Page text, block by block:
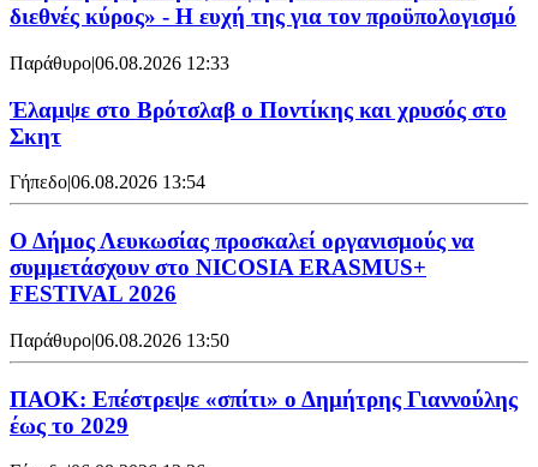
διεθνές κύρος» - Η ευχή της για τον προϋπολογισμό
Παράθυρο|06.08.2026 12:33
Έλαμψε στο Βρότσλαβ ο Ποντίκης και χρυσός στο
Σκητ
Γήπεδο|06.08.2026 13:54
Ο Δήμος Λευκωσίας προσκαλεί οργανισμούς να
συμμετάσχουν στο NICOSIA ERASMUS+
FESTIVAL 2026
Παράθυρο|06.08.2026 13:50
ΠΑΟΚ: Επέστρεψε «σπίτι» ο Δημήτρης Γιαννούλης
έως το 2029